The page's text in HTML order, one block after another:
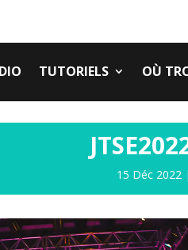
TUTORIELS OÙ
15 Déc 2022 |